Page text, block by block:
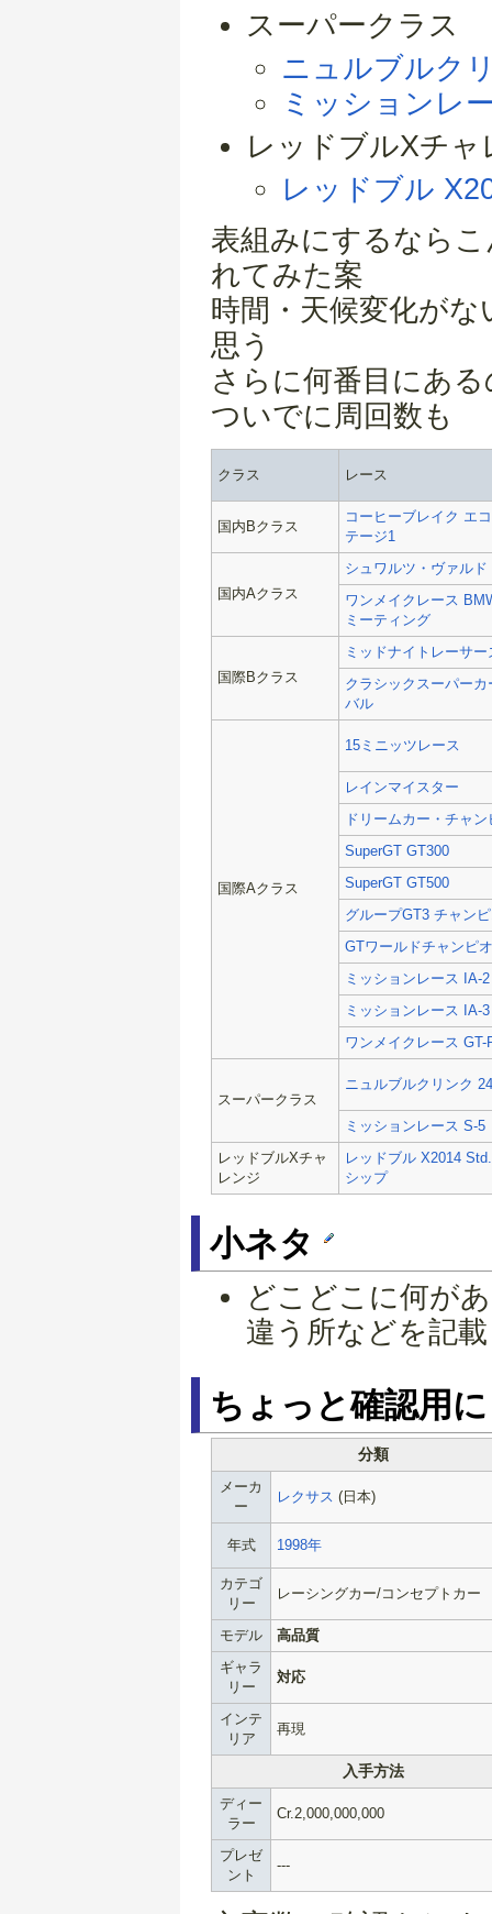
スーパークラス
ニュルブルク
ミッションレ
レッドブルXチャ
レッドブル
表組みにするなら
れてみた案
時間・天候変化が
思う
さらに何番目にあ
ついでに周回数も
クラス レース
国内Bクラス
コーヒーブレイク エ
テージ1
国内Aクラス
シュワルツ・ヴァルド
ワンメイクレース
ミーティング
国際Bクラス
ミッドナイトレーサー
クラシックスーパー
バル
国際Aクラス
15ミニッツレース
レインマイスター
ドリームカー・チャ
SuperGT GT300
SuperGT GT500
グループGT3 チャン
GTワールドチャンピ
ミッションレース IA-2
ミッションレース IA-3
ワンメイクレース GT-
スーパークラス
ニュルブルクリンク
ミッションレース S-5
レッドブルXチャ
レンジ
レッドブル X2014
シップ
小ネタ
どこどこに何が
違う所などを記
ちょっと確認用
分類
メーカ
ー
レクサス (日本)
年式 1998年
カテゴ
リー
レーシングカー/コンセプトカー
モデル
高品質
ギャラ
リー
対応
インテ
リア
再現
入手方法
ディー
ラー
Cr.2,000,000,000
プレゼ
ント
---